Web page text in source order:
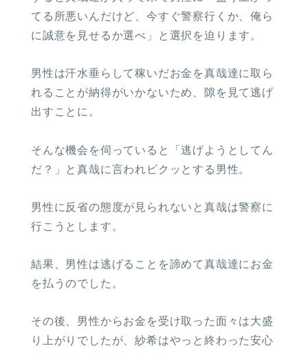
てる所悪いんだけど、今すぐ警察行くか、俺ら
に誠意を見せるか選べ」と選択を迫ります。
男性は汗水垂らして稼いだお金を真哉達に取ら
れることが納得がいかないため、隙を見て逃げ
出すことに。
そんな機会を伺っていると「逃げようとしてん
だ？」と真哉に言われビクッとする男性。
男性に反省の態度が見られないと真哉は警察に
行こうとします。
結果、男性は逃げることを諦めて真哉達にお金
を払うのでした。
その後、男性からお金を受け取った面々は大盛
り上がりでしたが、紗希はやっと終わった安心